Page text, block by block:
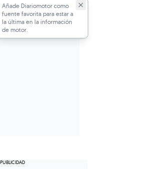
Añade Diariomotor como
fuente favorita para estar a
la última en la información
de motor.